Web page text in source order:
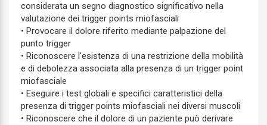
considerata un segno diagnostico significativo nella
valutazione dei trigger points miofasciali
• Provocare il dolore riferito mediante palpazione del
punto trigger
• Riconoscere l'esistenza di una restrizione della mobilità
e di debolezza associata alla presenza di un trigger point
miofasciale
• Eseguire i test globali e specifici caratteristici della
presenza di trigger points miofasciali nei diversi muscoli
• Riconoscere che il dolore di un paziente può derivare